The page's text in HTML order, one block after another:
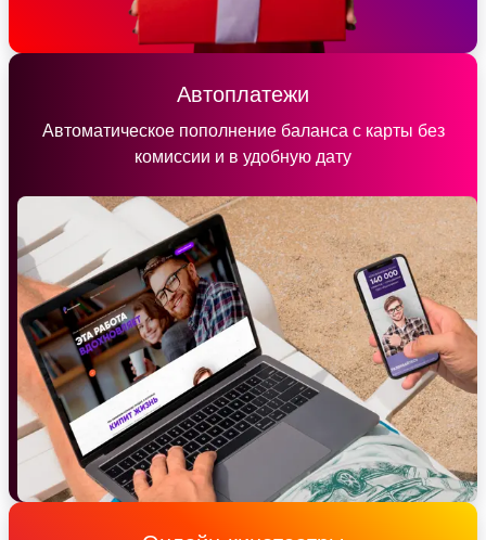
Автоплатежи
Автоматическое пополнение баланса с карты без
комиссии и в удобную дату